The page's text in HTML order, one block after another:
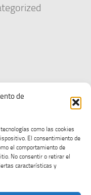
de
como las cookies
El consentimiento de
el comportamiento de
No consentir o retirar el
características y